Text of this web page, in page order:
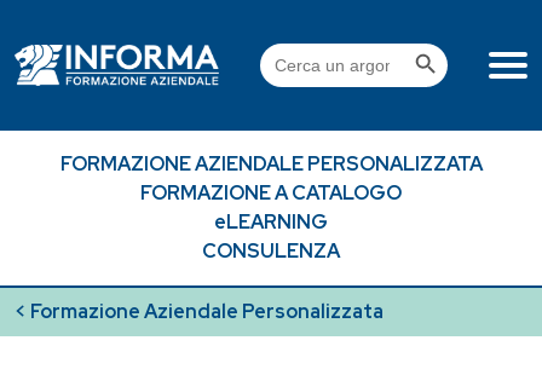
content
Search
for:
Search Button
FORMAZIONE AZIENDALE PERSONALIZZATA
FORMAZIONE A CATALOGO
eLEARNING
CONSULENZA
< Formazione Aziendale Personalizzata